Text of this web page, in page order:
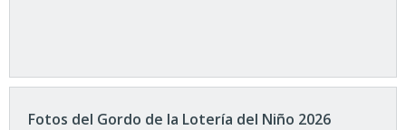
Fotos del Gordo de la Lotería del Niño 2026